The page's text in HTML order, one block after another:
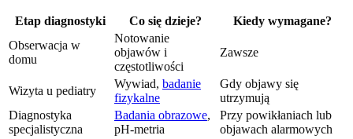
Etap diagnostyki Co się dzieje?
Kiedy wymagane?
Obserwacja w
domu
Notowanie
objawów i
częstotliwości
Zawsze
Wizyta u pediatry
Wywiad, badanie
fizykalne
Gdy objawy się
utrzymują
Diagnostyka
specjalistyczna
Badania obrazowe,
pH-metria
Przy powikłaniach lub
objawach alarmowych